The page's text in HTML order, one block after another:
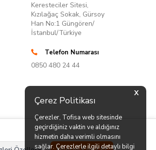
X
Çerez Politikası
Çerezler, Tofisa web sitesinde
geçirdiğiniz vaktin ve aldığınız
hizmetin daha verimli olmasını
sağlar. Çerezlerle ilgili detaylı bilgi
Keresteciler Sitesi,
Kızılağaç Sokak, Gürsoy
Han No:1 Güngören/
İstanbul/Türkiye
Telefon Numarası
0850 480 24 44